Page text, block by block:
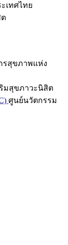
เทศไทย
รสุขภาพแห่ง
มสุขภาวะนิสิต
ศูนย์นวัตกรรม